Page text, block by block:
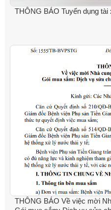
THÔNG BÁO Tuyển dụng
THÔNG BÁO Về việc mời